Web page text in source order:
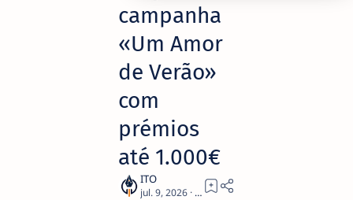
campanha
«Um Amor
de Verão»
com
prémios
até 1.000€
3